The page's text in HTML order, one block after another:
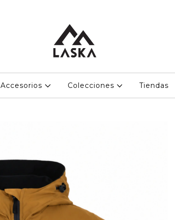
Accesorios Colecciones Tiendas